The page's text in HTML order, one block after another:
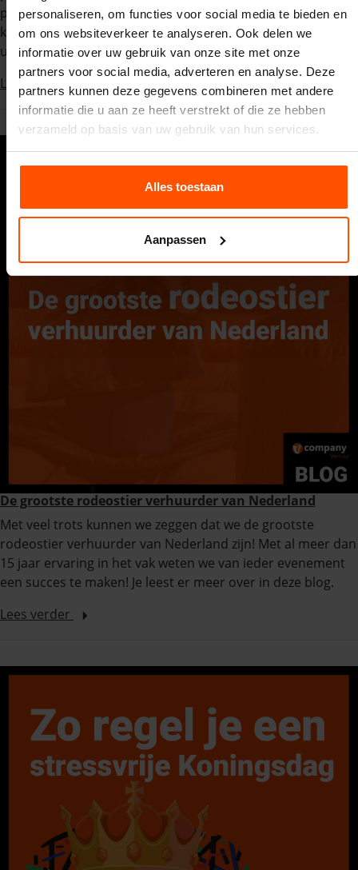
personaliseren, om functies voor social media te bieden en
om ons websiteverkeer te analyseren. Ook delen we
informatie over uw gebruik van onze site met onze
partners voor social media, adverteren en analyse. Deze
partners kunnen deze gegevens combineren met andere
informatie die u aan ze heeft verstrekt of die ze hebben
verzameld op basis van uw gebruik van hun services.
Alles toestaan
Aanpassen
plein of veld vol met leuke attracties hebben staan. Alle
kinderen hebben dan ook enorm genoten en kijken alweer
uit naar de volgende!
Lees verder
De grootste rodeostier verhuurder van Nederland
Met veel trots kunnen we zeggen dat we de grootste
rodeostier verhuurder van Nederland zijn! Met al meer dan
15 jaar ervaring in het vak weten we van ieder evenement
een succes te maken! Je leest er meer over in deze blog.
Lees verder